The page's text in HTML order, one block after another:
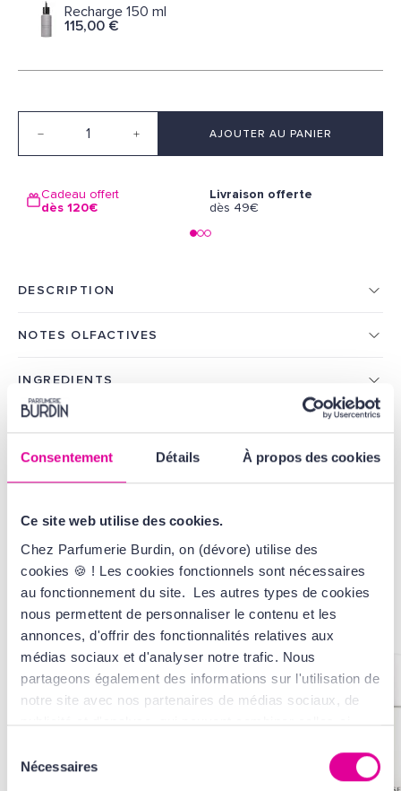
Consentement Détails À propos des cookies
Ce site web utilise des cookies.
Chez Parfumerie Burdin, on (dévore) utilise des
cookies 🍪 ! Les cookies fonctionnels sont nécessaires
au fonctionnement du site. Les autres types de cookies
nous permettent de personnaliser le contenu et les
annonces, d'offrir des fonctionnalités relatives aux
médias sociaux et d'analyser notre trafic. Nous
partageons également des informations sur l'utilisation de
notre site avec nos partenaires de médias sociaux, de
publicité et d'analyse, qui peuvent combiner celles-ci
ou qu'ils ont collectées lors de votre utilisation de leurs
services. Tout ça, pour vous offrir une expérience au top
Nécessaires
Recharge 150 ml
115,00 €
Quantité AJOUTER AU PANIER
Cadeau offert
dès 120€
Livraison offerte
dès 49€
DESCRIPTION
NOTES OLFACTIVES
INGREDIENTS
VOUS AIMEREZAUSSI...
PROMO -30%